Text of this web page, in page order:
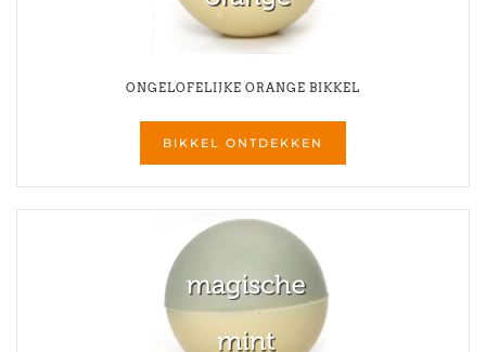
ONGELOFELIJKE ORANGE BIKKEL
BIKKEL ONTDEKKEN